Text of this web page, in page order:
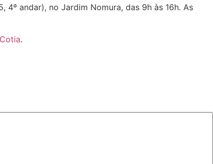
4º andar), no Jardim Nomura, das 9h às 16h. As
.